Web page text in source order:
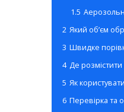
1.5
2 Який об’єм
3 Швидке
4 Де розмістити
5 Як
6 Перевірка та